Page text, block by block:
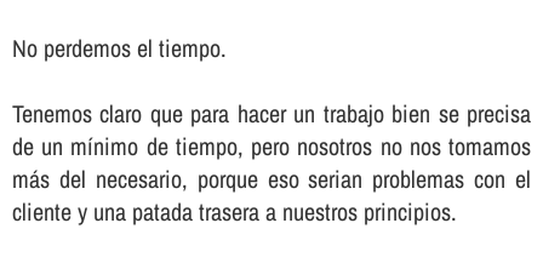
No perdemos el tiempo.
Tenemos claro que para hacer un trabajo bien se precisa
de un mí­nimo de tiempo, pero nosotros no nos tomamos
más del necesario, porque eso serian problemas con el
cliente y una patada trasera a nuestros principios.